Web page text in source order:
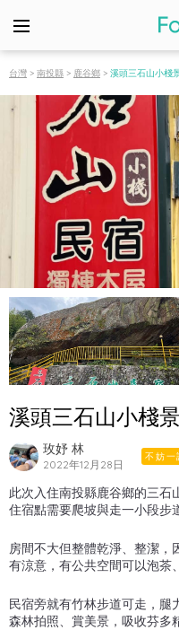
台灣 > 南投縣 > 鹿谷鄉 > 溪頭三石山小棧
溪頭三石山小棧
玫妤 林
2022年12月28日
不妨一
此次入住南投縣鹿谷鄉的三石
住宿點需要爬坡與走一小段步
房間不大但整體乾淨、整潔，
有涼意，有公共空間可以泡茶
民宿旁就有竹林步道可走，腿
森林拍照、賞美景，吸收芬多